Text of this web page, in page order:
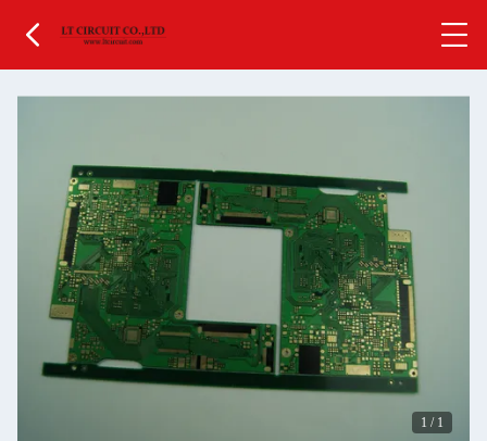
1 / 1